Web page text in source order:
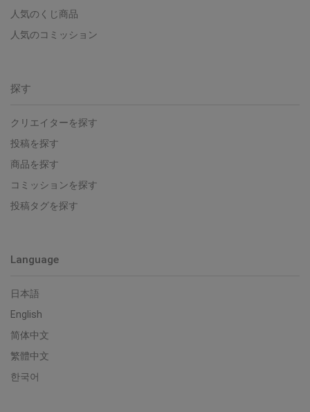
人気のくじ商品
人気のコミッション
探す
クリエイターを探す
投稿を探す
商品を探す
コミッションを探す
投稿タグを探す
Language
日本語
English
简体中文
繁體中文
한국어